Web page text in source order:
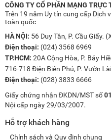
CÔNG TY CỔ PHẦN MẠNG TRỰC
Trên 19 năm Uy tín cung cấp Dịch
toàn quốc
HÀ NỘI: 56 Duy Tân, P. Cầu Giấy. (
Điện thoại: (024) 3568 6969
TP.HCM: 20A Cộng Hòa, P. Bảy
716-718 Điện Biên Phủ, P. Vườn
Điện thoại: (028) 3833 6666
Giấy chứng nhận ĐKDN/MST số
Nội cấp ngày 29/03/2007.
Hỗ trợ khách hàng
Chính sách và Quy định chung